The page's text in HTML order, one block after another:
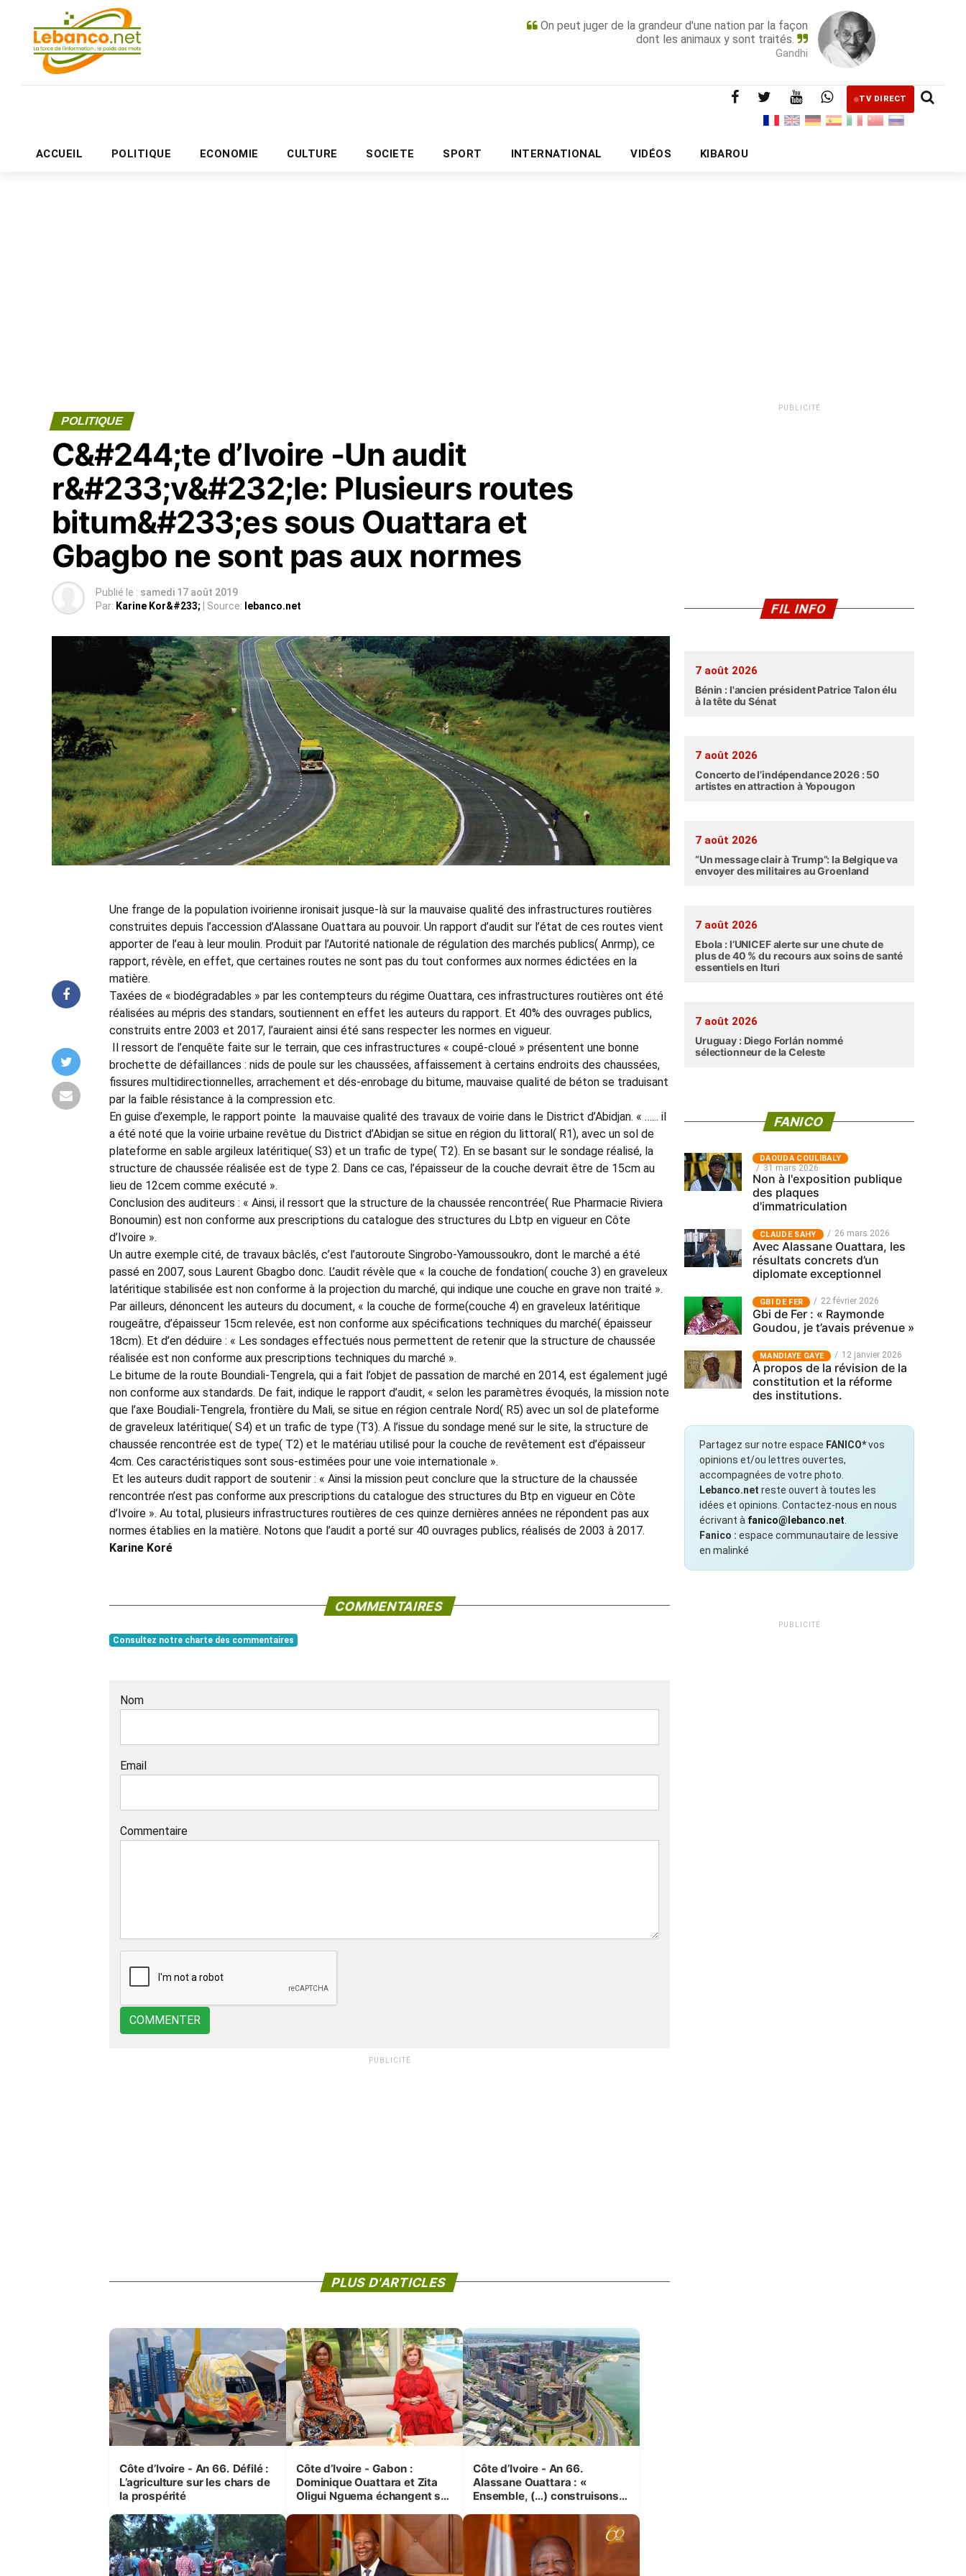
On peut juger de la grandeur d'une nation par la façon
dont les animaux y sont traités.
Gandhi
TV DIRECT
ACCUEIL POLITIQUE ECONOMIE CULTURE SOCIETE SPORT INTERNATIONAL VIDÉOS KIBAROU
PUBLICITÉ
POLITIQUE
C&#244;te d’Ivoire -Un audit
r&#233;v&#232;le: Plusieurs routes
bitum&#233;es sous Ouattara et
Gbagbo ne sont pas aux normes
Publié le : samedi 17 août 2019
Par: Karine Kor&#233; | Source: lebanco.net
Une frange de la population ivoirienne ironisait jusque-là sur la mauvaise qualité des infrastructures routières
construites depuis l’accession d’Alassane Ouattara au pouvoir. Un rapport d’audit sur l’état de ces routes vient
apporter de l’eau à leur moulin. Produit par l’Autorité nationale de régulation des marchés publics( Anrmp), ce
rapport, révèle, en effet, que certaines routes ne sont pas du tout conformes aux normes édictées en la
matière.
Taxées de « biodégradables » par les contempteurs du régime Ouattara, ces infrastructures routières ont été
réalisées au mépris des standars, soutiennent en effet les auteurs du rapport. Et 40% des ouvrages publics,
construits entre 2003 et 2017, l’auraient ainsi été sans respecter les normes en vigueur.
Il ressort de l’enquête faite sur le terrain, que ces infrastructures « coupé-cloué » présentent une bonne
brochette de défaillances : nids de poule sur les chaussées, affaissement à certains endroits des chaussées,
fissures multidirectionnelles, arrachement et dés-enrobage du bitume, mauvaise qualité de béton se traduisant
par la faible résistance à la compression etc.
En guise d’exemple, le rapport pointe la mauvaise qualité des travaux de voirie dans le District d’Abidjan. « …... il
a été noté que la voirie urbaine revêtue du District d’Abidjan se situe en région du littoral( R1), avec un sol de
plateforme en sable argileux latéritique( S3) et un trafic de type( T2). En se basant sur le sondage réalisé, la
structure de chaussée réalisée est de type 2. Dans ce cas, l’épaisseur de la couche devrait être de 15cm au
lieu de 12cem comme exécuté ».
Conclusion des auditeurs : « Ainsi, il ressort que la structure de la chaussée rencontrée( Rue Pharmacie Riviera
Bonoumin) est non conforme aux prescriptions du catalogue des structures du Lbtp en vigueur en Côte
d’Ivoire ».
Un autre exemple cité, de travaux bâclés, c’est l’autoroute Singrobo-Yamoussoukro, dont le marché a été
passé en 2007, sous Laurent Gbagbo donc. L’audit révèle que « la couche de fondation( couche 3) en graveleux
latéritique stabilisée est non conforme à la projection du marché, qui indique une couche en grave non traité ».
Par ailleurs, dénoncent les auteurs du document, « la couche de forme(couche 4) en graveleux latéritique
rougeâtre, d’épaisseur 15cm relevée, est non conforme aux spécifications techniques du marché( épaisseur
18cm). Et d’en déduire : « Les sondages effectués nous permettent de retenir que la structure de chaussée
réalisée est non conforme aux prescriptions techniques du marché ».
Le bitume de la route Boundiali-Tengrela, qui a fait l’objet de passation de marché en 2014, est également jugé
non conforme aux standards. De fait, indique le rapport d’audit, « selon les paramètres évoqués, la mission note
que l’axe Boudiali-Tengrela, frontière du Mali, se situe en région centrale Nord( R5) avec un sol de plateforme
de graveleux latéritique( S4) et un trafic de type (T3). A l’issue du sondage mené sur le site, la structure de
chaussée rencontrée est de type( T2) et le matériau utilisé pour la couche de revêtement est d’épaisseur
4cm. Ces caractéristiques sont sous-estimées pour une voie internationale ».
Et les auteurs dudit rapport de soutenir : « Ainsi la mission peut conclure que la structure de la chaussée
rencontrée n’est pas conforme aux prescriptions du catalogue des structures du Btp en vigueur en Côte
d’Ivoire ». Au total, plusieurs infrastructures routières de ces quinze dernières années ne répondent pas aux
normes établies en la matière. Notons que l’audit a porté sur 40 ouvrages publics, réalisés de 2003 à 2017.
Karine Koré
COMMENTAIRES
Consultez notre charte des commentaires
Nom
Email
Commentaire
COMMENTER
PUBLICITÉ
PLUS D'ARTICLES
Côte d’Ivoire - An 66. Défilé :
L’agriculture sur les chars de
la prospérité
Côte d’Ivoire - Gabon :
Dominique Ouattara et Zita
Oligui Nguema échangent sur
femmes et des enfants
Côte d’Ivoire - An 66.
Alassane Ouattara : «
Ensemble, (…) construisons
mêmes et pour les
générations futures »
PUBLICITÉ
FIL INFO
7 août 2026
Bénin : l'ancien président Patrice Talon élu
à la tête du Sénat
7 août 2026
Concerto de l’indépendance 2026 : 50
artistes en attraction à Yopougon
7 août 2026
“Un message clair à Trump”: la Belgique va
envoyer des militaires au Groenland
7 août 2026
Ebola : l’UNICEF alerte sur une chute de
plus de 40 % du recours aux soins de santé
essentiels en Ituri
7 août 2026
Uruguay : Diego Forlán nommé
sélectionneur de la Celeste
FANICO
‎DAOUDA COULIBALY
31 mars 2026
Non à l'exposition publique
des plaques
d'immatriculation
CLAUDE SAHY 26 mars 2026
Avec Alassane Ouattara, les
résultats concrets d’un
diplomate exceptionnel
GBI DE FER 22 février 2026
Gbi de Fer : « Raymonde
Goudou, je t’avais prévenue »
MANDIAYE GAYE 12 janvier 2026
À propos de la révision de la
constitution et la réforme
des institutions.
Partagez sur notre espace FANICO*vos
opinions et/ou lettres ouvertes,
accompagnées de votre photo.
Lebanco.net reste ouvert à toutes les
idées et opinions. Contactez-nous en nous
écrivant à fanico@lebanco.net
Fanico : espace communautaire de lessive
en malinké
PUBLICITÉ